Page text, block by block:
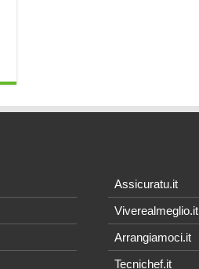
Assicuratu.it
Viverealmeglio.it
Arrangiamoci.it
Tecnichef.it